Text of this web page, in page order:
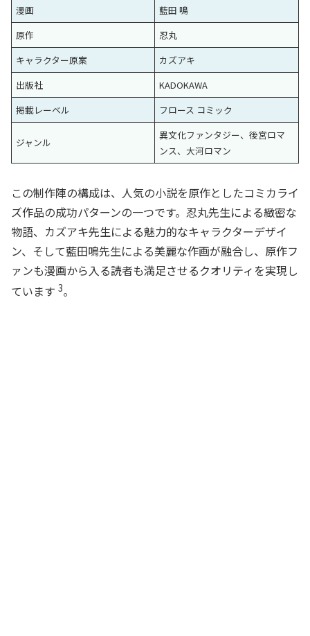
漫画
藍田 鳴
原作
忍丸
キャラクター原案
カズアキ
出版社
KADOKAWA
掲載レーベル
フロース コミック
ジャンル
異文化ファンタジー、後宮ロマ
ンス、大河ロマン
この制作陣の構成は、人気の小説を原作としたコミカライ
ズ作品の成功パターンの一つです。忍丸先生による緻密な
物語、カズアキ先生による魅力的なキャラクターデザイ
ン、そして藍田鳴先生による美麗な作画が融合し、原作フ
ァンも漫画から入る読者も満足させるクオリティを実現し
ています 3。